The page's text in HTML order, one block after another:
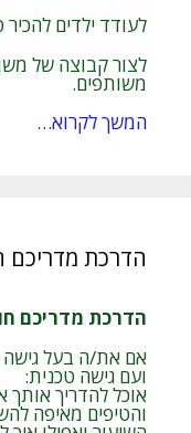
לעודד ילדים להכיר
לצור קבוצה של
משותפים.
המשך לקרוא…
הדרכת מדריכם
הדרכת מדריכם
אם את/ה בעל גישה
ועם גישה טכנית:
אוכל להדריך אותך
והטיפים מאיפה